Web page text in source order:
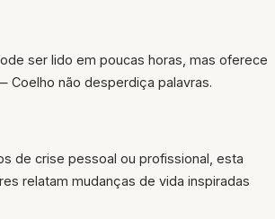
ser lido em poucas horas, mas oferece
Coelho não desperdiça palavras.
de crise pessoal ou profissional, esta
relatam mudanças de vida inspiradas